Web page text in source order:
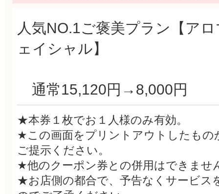
人気NO.1ご褒美プラン【ア
ェイシャル】
通常15,120円→8,000円
★本券１枚でお１人様のみ有効。
★この画面をプリントアウトしたもの
ご提示ください。
★他のクーポン券との併用はできませ
★お店側の都合で、予告なくサービス